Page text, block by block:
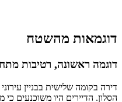
דוגמאות מהשטח
דוגמה ראשונה, רטיבות
דירה בקומה שלישית בבניין
הסלון. הדיירים היו משוכנעים